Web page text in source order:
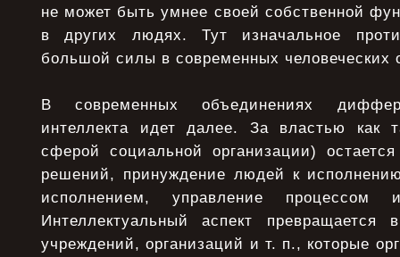
не может быть умнее своей собственной
в других людях. Тут изначальное
большой силы в современных человеческих
В современных объединениях
интеллекта идет далее. За властью как
сферой социальной организации)
решений, принуждение людей к
исполнением, управление
Интеллектуальный аспект превращается
учреждений, организаций и т. п., которые